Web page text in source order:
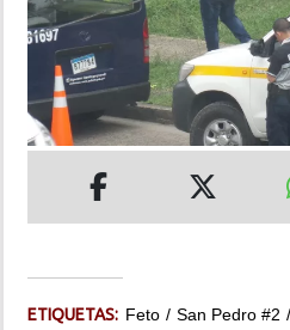
INSÓLITAS
MULTIMEDIA
IMPRESO
ETIQUETAS: Feto San Pedro #2